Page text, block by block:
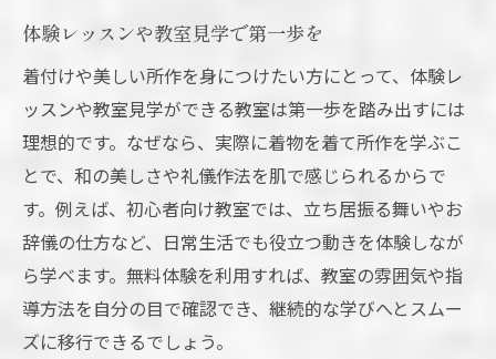
体験レッスンや教室見学で第一歩を
着付けや美しい所作を身につけたい方にとって、体験レ
ッスンや教室見学ができる教室は第一歩を踏み出すには
理想的です。なぜなら、実際に着物を着て所作を学ぶこ
とで、和の美しさや礼儀作法を肌で感じられるからで
す。例えば、初心者向け教室では、立ち居振る舞いやお
辞儀の仕方など、日常生活でも役立つ動きを体験しなが
ら学べます。無料体験を利用すれば、教室の雰囲気や指
導方法を自分の目で確認でき、継続的な学びへとスムー
ズに移行できるでしょう。